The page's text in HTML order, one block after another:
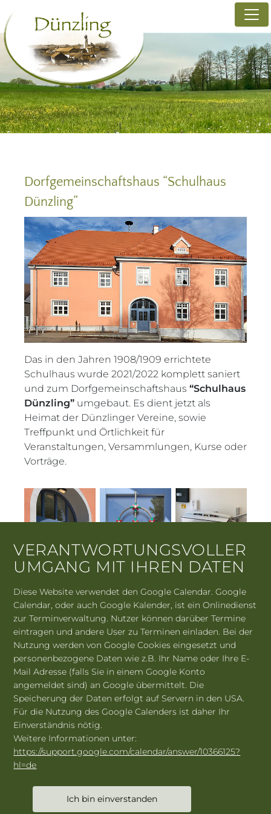
Dorfgemeinschaftshaus “Schulhaus
Dünzling”
Das in den Jahren 1908/1909 errichtete
Schulhaus wurde 2021/2022 komplett saniert
und zum Dorfgemeinschaftshaus “Schulhaus
Dünzling” umgebaut. Es dient jetzt als
Heimat der Dünzlinger Vereine, sowie
Treffpunkt und Örtlichkeit für
Veranstaltungen, Versammlungen, Kurse oder
Vorträge.
Weitere Information unter:
www.bad-
abbach.de/poi/dorfgemeinschaftshaus_alte_s
ch-41555/
VERANTWORTUNGSVOLLER
UMGANG MIT IHREN DATEN
Diese Website verwendet den Google Calendar. Google
Calendar, oder auch Google Kalender, ist ein Onlinedienst
zur Terminverwaltung. Nutzer können darüber Termine
eintragen und andere User zu Terminen einladen. Bei der
Nutzung werden von Google Cookies eingesetzt und
personenbezogene Daten wie z.B. Ihr Name oder Ihre E-
Mail Adresse (falls Sie in einem Google Konto
angemeldet sind) an Google übermittelt. Die
Speicherung der Daten erfolgt auf Servern in den USA.
Für die Nutzung des Google Calenders ist daher Ihr
Einverständnis nötig.
Weitere Informationen unter:
https://support.google.com/calendar/answer/10366125?
hl=de